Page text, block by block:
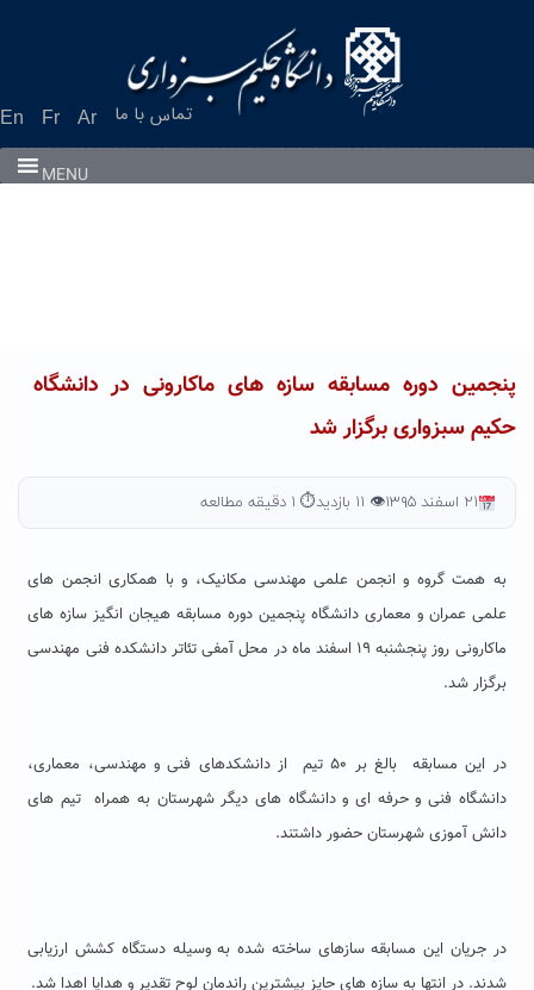
En Fr Ar تماس با ما
MENU
پنجمین دوره مسابقه سازه های ماکارونی در دانشگاه
حکیم سبزواری برگزار شد
۲۱ اسفند ۱۳۹۵ 👁 ۱۱ بازدید ⏱ ۱ دقیقه مطالعه
به همت گروه و انجمن علمی مهندسی مکانیک، و با همکاری انجمن های
علمی عمران و معماری دانشگاه پنجمین دوره مسابقه هیجان انگیز سازه های
ماکارونی روز پنجشنبه ۱۹ اسفند ماه در محل آمفی تئاتر دانشکده فنی مهندسی
برگزار شد.
در این مسابقه بالغ بر ۵۰ تیم از دانشکدهای فنی و مهندسی، معماری،
دانشگاه فنی و حرفه ای و دانشگاه های دیگر شهرستان به همراه تیم های
دانش آموزی شهرستان حضور داشتند.
در جریان این مسابقه سازهای ساخته شده به وسیله دستگاه کشش ارزیابی
شدند. در انتها به سازه های حایز بیشترین راندمان لوح تقدیر و هدایا اهدا شد.